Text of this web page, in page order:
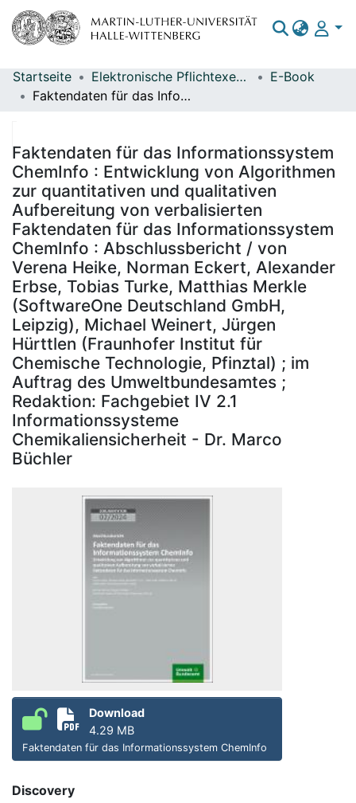
Bereiche & Sammlungen
Statistiken
Startseite Elektronische Pflichtexemplare
E-Book
Faktendaten für das Informationssystem ChemInfo : Entwicklung von Algorithmen zur quantitativen und qualitativen Aufbereitung von verbalisierten Faktendaten für das Informationssystem ChemInfo : Abschlussbericht / von Verena Heike, Norman Eckert, Alexander Erbse, Tobias Turke, Matthias Merkle (SoftwareOne Deutschland GmbH, Leipzig), Michael Weinert, Jürgen Hürttlen (Fraunhofer Institut für Chemische Technologie, Pfinztal) ; im Auftrag des Umweltbundesamtes ; Redaktion: Fachgebiet IV 2.1 Informationssysteme Chemikaliensicherheit - Dr. Marco Büchler
Faktendaten für das Informationssystem
ChemInfo : Entwicklung von Algorithmen
zur quantitativen und qualitativen
Aufbereitung von verbalisierten
Faktendaten für das Informationssystem
ChemInfo : Abschlussbericht / von
Verena Heike, Norman Eckert, Alexander
Erbse, Tobias Turke, Matthias Merkle
(SoftwareOne Deutschland GmbH,
Leipzig), Michael Weinert, Jürgen
Hürttlen (Fraunhofer Institut für
Chemische Technologie, Pfinztal) ; im
Auftrag des Umweltbundesamtes ;
Redaktion: Fachgebiet IV 2.1
Informationssysteme
Chemikaliensicherheit - Dr. Marco
Büchler
Download
4.29 MB
Faktendaten für das Informationssystem ChemInfo
Discovery